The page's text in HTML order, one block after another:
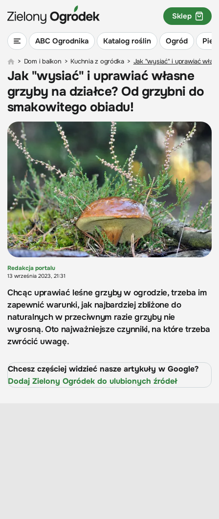
ABC Ogrodnika Katalog roślin Ogród
Sklep
> Dom i balkon > Kuchnia z ogródka > Jak "wysiać" i uprawiać
Jak "wysiać" i uprawiać własne
grzyby na działce? Od grzybni do
smakowitego obiadu!
Redakcja portalu
13 września 2023, 21:31
Chcąc uprawiać leśne grzyby w ogrodzie, trzeba im
zapewnić warunki, jak najbardziej zbliżone do
naturalnych w przeciwnym razie grzyby nie
wyrosną. Oto najważniejsze czynniki, na które trzeba
zwrócić uwagę.
Chcesz częściej widzieć nasze artykuły w Google?
Dodaj Zielony Ogródek do ulubionych źródeł